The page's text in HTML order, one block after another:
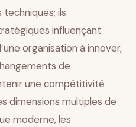
ils
influençant
organisation à innover,
de
une compétitivité
dimensions multiples de
moderne, les